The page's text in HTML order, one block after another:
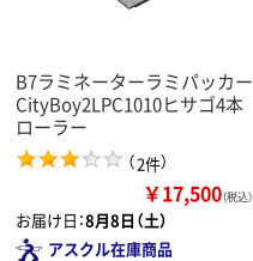
B7ラミネーターラミパッカー
CityBoy2LPC1010ヒサゴ4本
ローラー
（2件）
￥17,500（税込）
お届け日：8月8日（土）
アスクル在庫商品